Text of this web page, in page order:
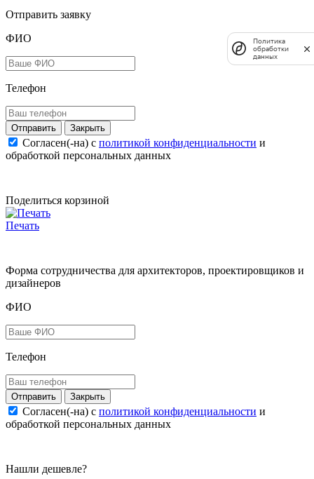
Отправить заявку
ФИО
Телефон
Закрыть
Согласен(-на) c политикой конфиденциальности и
обработкой персональных данных
Поделиться корзиной
Печать
Форма сотрудничества для архитекторов, проектировщиков и
дизайнеров
ФИО
Телефон
Закрыть
Согласен(-на) c политикой конфиденциальности и
обработкой персональных данных
Нашли дешевле?
Политика
обработки
данных